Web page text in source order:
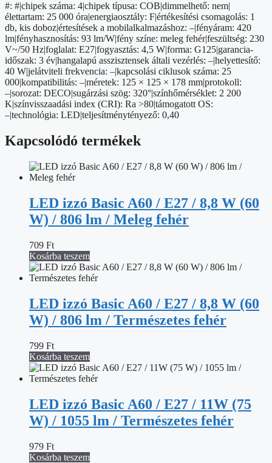
/
420
lm
/
Meleg
fehér
mennyiség
#: #|chipek száma: 4|chipek típusa: COB|dimmelhető: nem|
élettartam: 25 000 óra|energiaosztály: F|értékesítési csomagolás: 1
db, kis doboz|értesítések a mobilalkalmazáshoz: –|fényáram: 420
lm|fényhasznosítás: 93 lm/W|fény színe: meleg fehér|feszültség: 230
V~/50 Hz|foglalat: E27|fogyasztás: 4,5 W|forma: G125|garancia-
időszak: 3 év|hangalapú asszisztensek általi vezérlés: –|helyettesítő:
40 W|jelátviteli frekvencia: –|kapcsolási ciklusok száma: 25
000|kompatibilitás: –|méretek: 125 × 125 × 178 mm|protokoll:
–|sorozat: DECO|sugárzási szög: 320°|színhőmérséklet: 2 200
K|színvisszaadási index (CRI): Ra >80|támogatott OS:
–|technológia: LED|teljesítménytényező: 0,40
Kapcsolódó termékek
LED izzó Basic A60 / E27 / 8,8 W (60
W) / 806 lm / Meleg fehér
709 Ft
Kosárba teszem
LED izzó Basic A60 / E27 / 8,8 W (60
W) / 806 lm / Természetes fehér
799 Ft
Kosárba teszem
LED izzó Basic A60 / E27 / 11W (75
W) / 1055 lm / Természetes fehér
979 Ft
Kosárba teszem